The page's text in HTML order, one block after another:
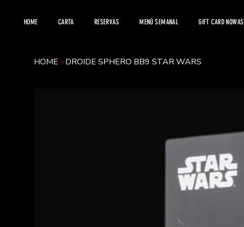
HOME CARTA RESERVAS MENÚ SEMANAL GIFT CARD NOWAS
HOME >DROIDE SPHERO BB9 STAR WARS